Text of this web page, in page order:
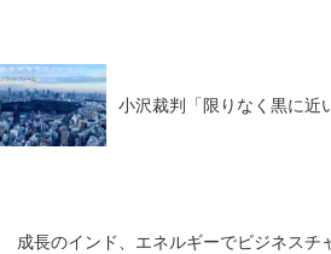
小沢裁判「限りなく黒に近
成長のインド、エネルギーでビジネス